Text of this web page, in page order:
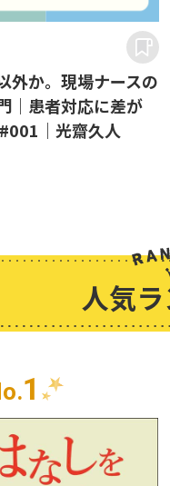
外か。現場ナースの
｜患者対応に差が
｜光齋久人
人気
1